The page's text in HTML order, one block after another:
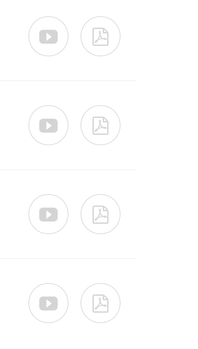
 
 
 
 